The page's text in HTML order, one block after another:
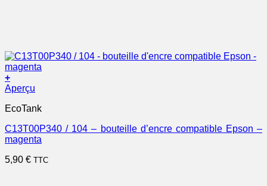
+
Aperçu
EcoTank
C13T00P340 / 104 – bouteille d’encre compatible Epson –
magenta
5,90 € TTC